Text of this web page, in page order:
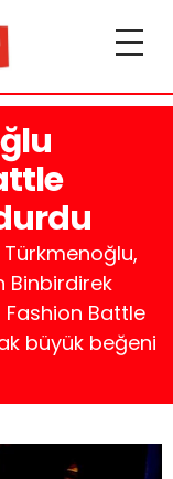
Binbirdirek
Fashion Battle
büyük beğeni